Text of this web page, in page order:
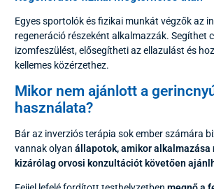
Egyes sportolók és fizikai munkát végzők az
regeneráció részeként alkalmazzák. Segíthet
izomfeszülést, elősegítheti az ellazulást és
kellemes közérzethez.
Mikor nem ajánlott a
használata?
Bár az inverziós terápia sok ember számára
vannak olyan állapotok, amikor alkalmazása
kizárólag orvosi konzultációt követően